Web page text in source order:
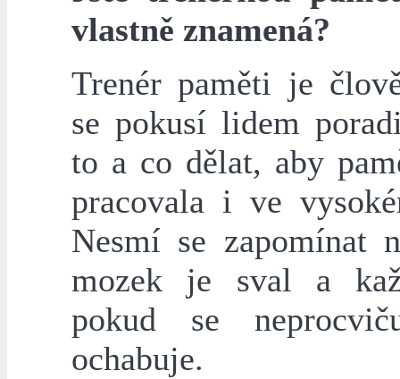
vlastně znamená?
Trenér paměti je
se pokusí lidem
to a co dělat, aby
pracovala i ve
Nesmí se zapomínat
mozek je sval a
pokud se
ochabuje.